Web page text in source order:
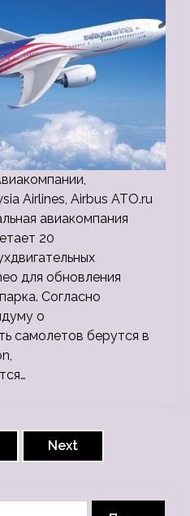
Airlines, Airbus ATO.ru
авиакомпания
20
для обновления
Согласно
о
самолетов берутся в
Next